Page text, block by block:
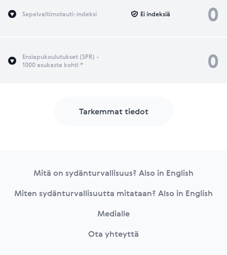
Sepelvaltimotauti-indeksi 0
Ei indeksiä
Ensiapukoulutukset (SPR) -
1000 asukasta kohti *
0
Tarkemmat tiedot
Mitä on sydänturvallisuus? Also in English
Miten sydänturvallisuutta mitataan? Also in English
Medialle
Ota yhteyttä